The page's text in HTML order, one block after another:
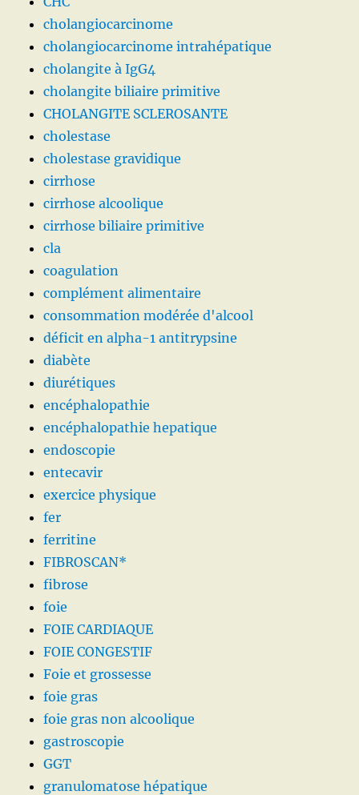
cholangiocarcinome
cholangiocarcinome intrahépatique
cholangite à IgG4
cholangite biliaire primitive
CHOLANGITE SCLEROSANTE
cholestase
cholestase gravidique
cirrhose
cirrhose alcoolique
cirrhose biliaire primitive
cla
coagulation
complément alimentaire
consommation modérée d'alcool
déficit en alpha-1 antitrypsine
diabète
diurétiques
encéphalopathie
encéphalopathie hepatique
endoscopie
entecavir
exercice physique
fer
ferritine
FIBROSCAN*
fibrose
foie
FOIE CARDIAQUE
FOIE CONGESTIF
Foie et grossesse
foie gras
foie gras non alcoolique
gastroscopie
GGT
granulomatose hépatique